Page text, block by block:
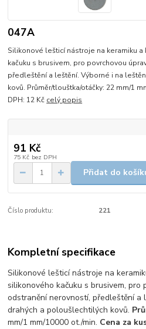
047A
Silikonové lešticí nástroje na keramiku
kačuku s brusivem, pro povrchovou
předleštění a leštění. Výborné i na
kovů. Průměr/tlouštka/otáčky: 22 mm/1
DPH: 12 Kč celý popis
91 Kč
75 Kč bez DPH
Přidat do
Číslo produktu: 221
Kompletní specifikace
Silikonové lešticí nástroje na
silikonového kačuku s brusivem, pro
odstranění nerovností, předleštění a
drahých a poloušlechtilých kovů.
mm/1 mm/10000 ot./min. Cena za